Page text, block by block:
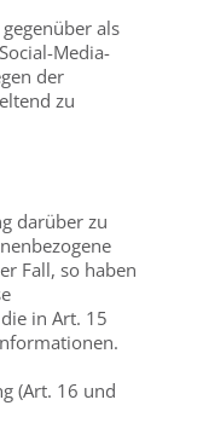
als
Media-
der
zu
darüber zu
Fall, so haben
in Art. 15
(Art. 16 und